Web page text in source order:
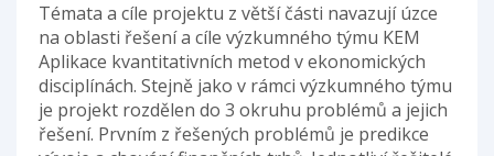
Témata a cíle projektu z větší části navazují úzce
na oblasti řešení a cíle výzkumného týmu KEM
Aplikace kvantitativních metod v ekonomických
disciplínách. Stejně jako v rámci výzkumného týmu
je projekt rozdělen do 3 okruhu problémů a jejich
řešení. Prvním z řešených problémů je predikce